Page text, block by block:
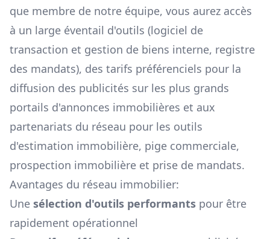
que membre de notre équipe, vous aurez accès
à un large éventail d'outils (logiciel de
transaction et gestion de biens interne, registre
des mandats), des tarifs préférenciels pour la
diffusion des publicités sur les plus grands
portails d'annonces immobilières et aux
partenariats du réseau pour les outils
d'estimation immobilière, pige commerciale,
prospection immobilière et prise de mandats.
Avantages du réseau immobilier:
Une sélection d'outils performants pour être
rapidement opérationnel